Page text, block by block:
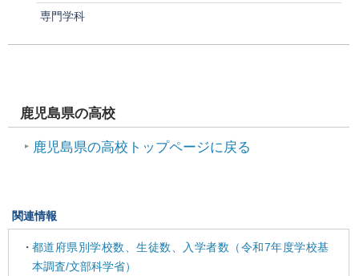
専門学科
鹿児島県の高校
鹿児島県の高校トップページに戻る
関連情報
都道府県別学校数、生徒数、入学者数（令和7年度学校基
本調査/文部科学省）